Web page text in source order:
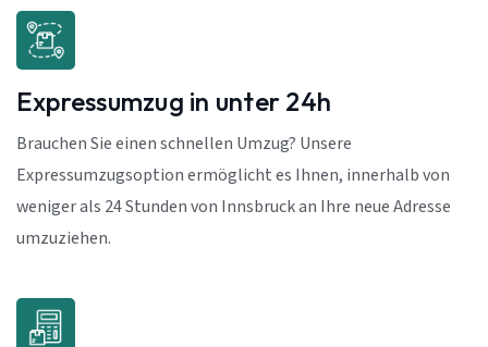
Expressumzug in unter 24h
Brauchen Sie einen schnellen Umzug? Unsere
Expressumzugsoption ermöglicht es Ihnen, innerhalb von
weniger als 24 Stunden von Innsbruck an Ihre neue Adresse
umzuziehen.